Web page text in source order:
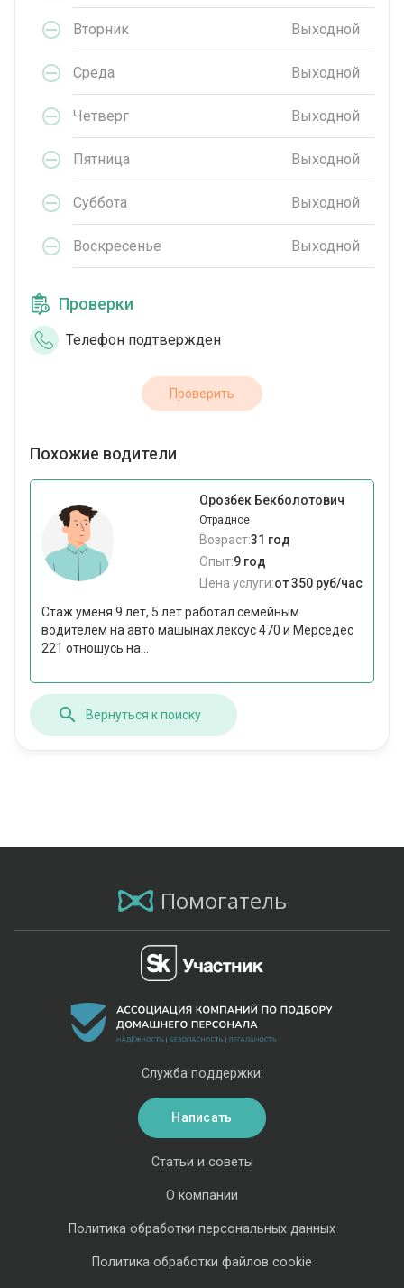
Вторник Выходной
Среда Выходной
Четверг Выходной
Пятница Выходной
Суббота Выходной
Воскресенье Выходной
Проверки
Телефон подтвержден
Проверить
Похожие водители
Орозбек Бекболотович
Отрадное
Возраст:31 год
Опыт:9 год
Цена услуги:от 350 руб/час
Стаж уменя 9 лет, 5 лет работал семейным
водителем на авто машынах лексус 470 и Мерседес
221 отношусь на...
Вернуться к поиску
Помогатель
Статьи и советы
О компании
Политика обработки персональных данных
Политика обработки файлов cookie
Служба поддержки:
Написать